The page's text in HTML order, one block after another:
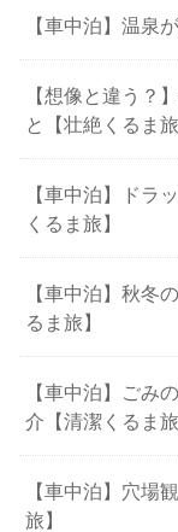
【車中泊】温泉
【想像と違う？
と【壮絶くるま旅
【車中泊】ドラ
くるま旅】
【車中泊】秋冬
るま旅】
【車中泊】ごみ
介【清潔くるま旅
【車中泊】穴場
旅】